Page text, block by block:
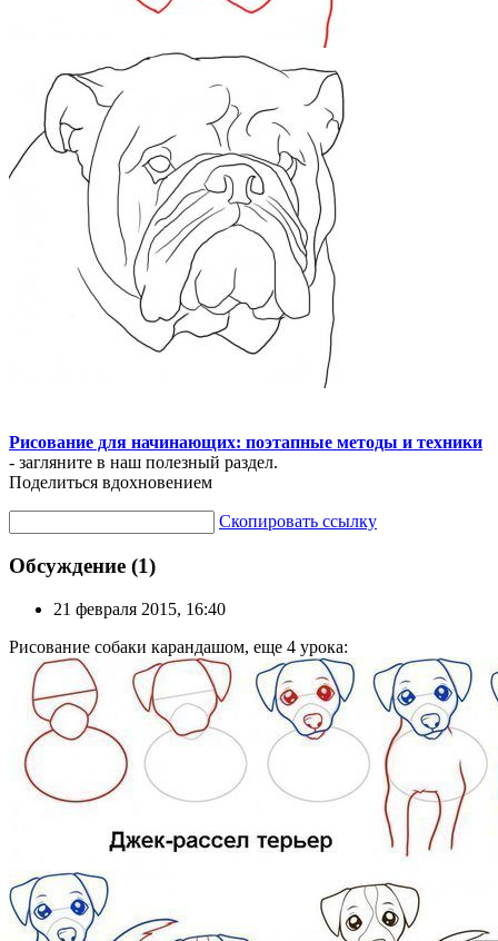
Рисование для начинающих: поэтапные методы и техники
- загляните в наш полезный раздел.
Поделиться вдохновением
Скопировать ссылку
Обсуждение (1)
21 февраля 2015, 16:40
Рисование собаки карандашом, еще 4 урока: